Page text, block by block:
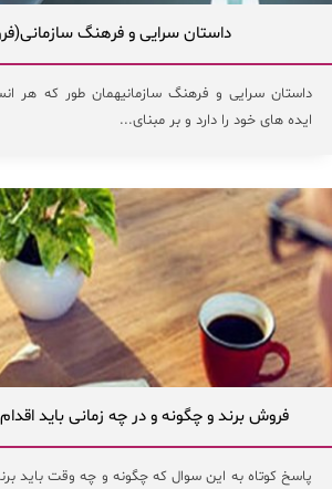
داستان سرایی و فرهنگ
داستان سرایی و فرهنگ سازمانیهمان طور که هر
ایده های خود را دارد و بر مبنای...
فروش برند و چگونه و در چه زمانی باید
پاسخ کوتاه به این سوال که چگونه و چه وقت باید